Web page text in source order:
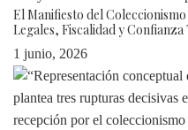
El Manifiesto del
Legales, Fiscalidad y
1 junio, 2026